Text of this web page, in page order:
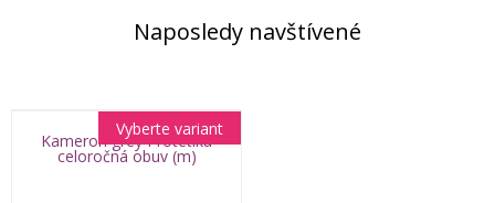
Naposledy navštívené
Kameron grey Protetika
celoročná obuv (m)
Vyberte variant